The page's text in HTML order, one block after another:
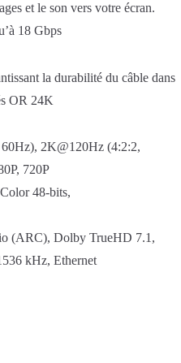
et le son vers votre écran.
18 Gbps
la durabilité du câble dans
OR 24K
, 2K@120Hz (4:2:2,
720P
48-bits,
(ARC), Dolby TrueHD 7.1,
kHz, Ethernet